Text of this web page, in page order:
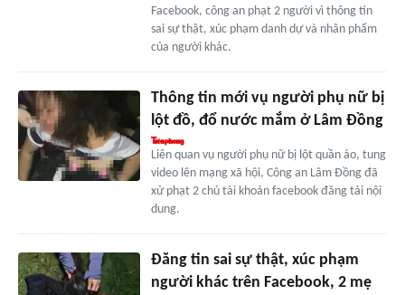
Facebook, công an phạt 2 người vì thông tin
sai sự thật, xúc phạm danh dự và nhân phẩm
của người khác.
Thông tin mới vụ người phụ nữ bị
lột đồ, đổ nước mắm ở Lâm Đồng
Liên quan vụ người phụ nữ bị lột quần áo, tung
video lên mạng xã hội, Công an Lâm Đồng đã
xử phạt 2 chủ tài khoản facebook đăng tải nội
dung.
Đăng tin sai sự thật, xúc phạm
người khác trên Facebook, 2 mẹ